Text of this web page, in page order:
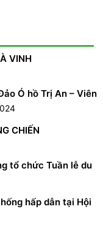
VINH
Ó hồ Trị An – Viên
CHIẾN
tổ chức Tuần lễ du
hấp dẫn tại Hội